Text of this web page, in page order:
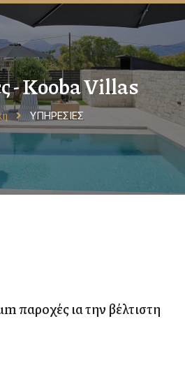
- Kooba Villas
ΥΠΗΡΕΣΙΕΣ
παροχές ια την βέλτιστη